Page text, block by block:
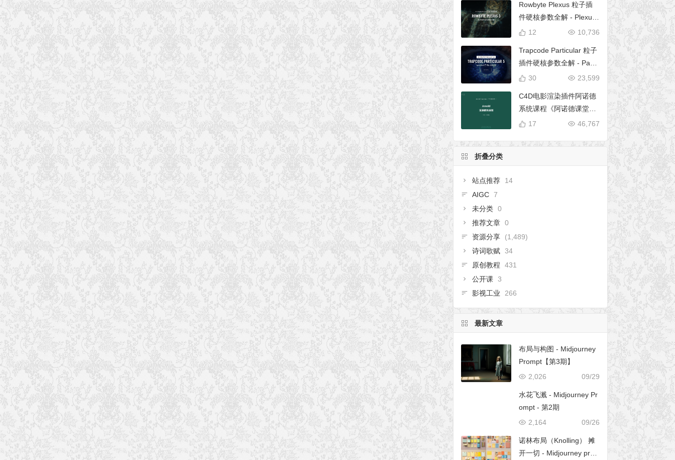
Rowbyte Plexus 粒子插
件硬核参数全解 - Plexus
完全使用手册
10,736
12
Trapcode Particular 粒子
插件硬核参数全解 - Parti
cular 5 完全使用手册23,599
30
C4D电影渲染插件阿诺德
系统课程《阿诺德课堂之
玉清境》
46,767
17
折叠分类
站点推荐
14
AIGC 7
未分类 0
推荐文章 0
资源分享
(1,489)
诗词歌赋 34
原创教程
431
公开课 3
影视工业
266
最新文章
布局与构图 - Midjourney
Prompt【第3期】
09/29
2,026
水花飞溅 - Midjourney Pr
ompt - 第2期
09/26
2,164
诺林布局（Knolling） 摊
开一切 - Midjourney pro